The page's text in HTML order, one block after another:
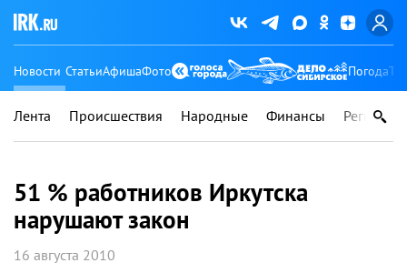
Новости СтатьиАфишаФото Погода
Лента Происшествия Народные Финансы Регионы
51 % работников Иркутска
нарушают закон
16 августа 2010